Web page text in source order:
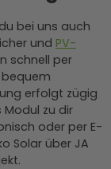
bei uns auch
und PV-
schnell per
bequem
erfolgt zügig
Modul zu dir
oder per E-
Solar über JA